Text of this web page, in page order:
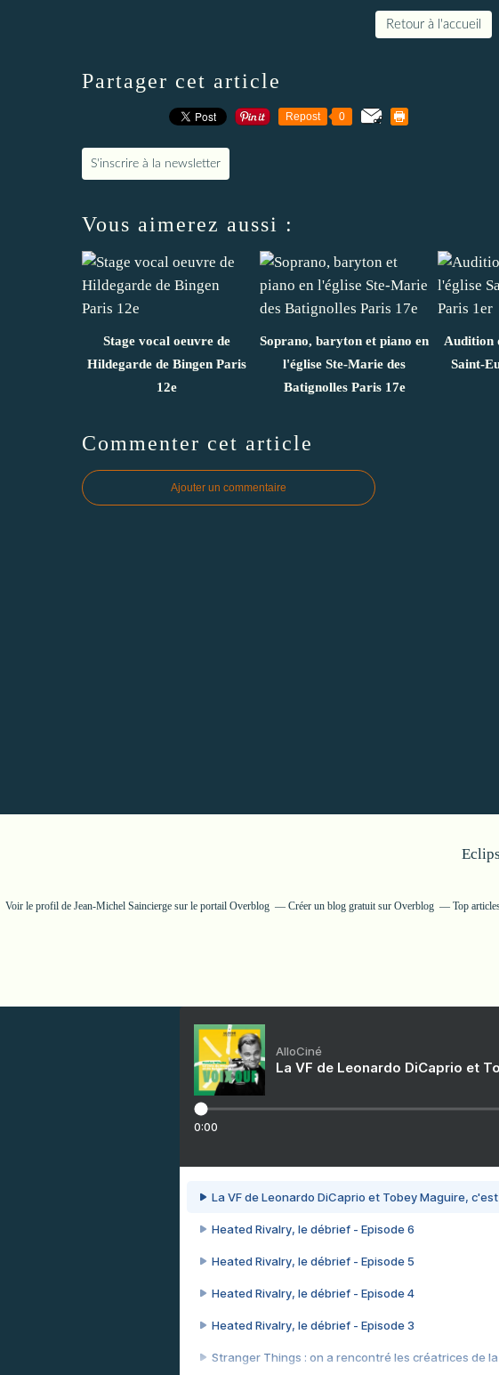
Retour à l'accueil
Partager cet article
Repost 0
S'inscrire à la newsletter
Vous aimerez aussi :
Stage vocal oeuvre de
Hildegarde de Bingen Paris
12e
Soprano, baryton et piano en
l'église Ste-Marie des
Batignolles Paris 17e
Audition
Saint-
Commenter cet article
Ajouter un commentaire
Voir le profil de Jean-Michel Sainciergesur le portail Overblog Créer un blog gratuit sur Overblog Top
AlloCiné
La VF de Leonardo DiCaprio et
0:00
La VF de Leonardo DiCaprio et Tobey Maguire,
Heated Rivalry, le débrief - Episode 6
Heated Rivalry, le débrief - Episode 5
Heated Rivalry, le débrief - Episode 4
Heated Rivalry, le débrief - Episode 3
Stranger Things : on a rencontré les créatrices de la